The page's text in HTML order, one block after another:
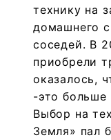
технику на
домашнего
соседей. В
приобрели
оказалось,
-это больше
Выбор на
Земля» пал